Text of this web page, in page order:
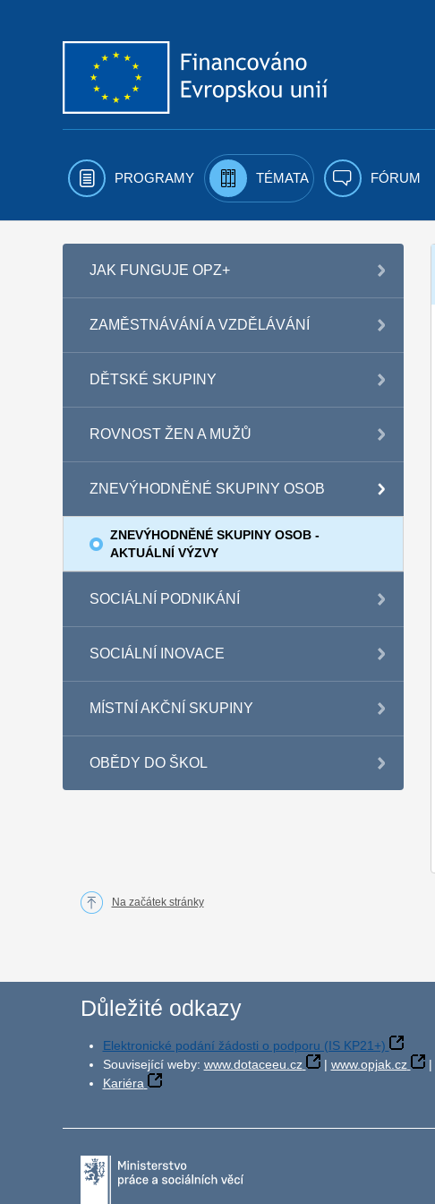
PROGRAMY TÉMATA FÓRUM
JAK FUNGUJE OPZ+
ZAMĚSTNÁVÁNÍ A VZDĚLÁVÁNÍ
DĚTSKÉ SKUPINY
ROVNOST ŽEN A MUŽŮ
ZNEVÝHODNĚNÉ SKUPINY OSOB
ZNEVÝHODNĚNÉ SKUPINY OSOB -
AKTUÁLNÍ VÝZVY
SOCIÁLNÍ PODNIKÁNÍ
SOCIÁLNÍ INOVACE
MÍSTNÍ AKČNÍ SKUPINY
OBĚDY DO ŠKOL
Na začátek stránky
Důležité odkazy
Elektronické podání žádosti o podporu (IS KP21+)
Související weby: www.dotaceeu.cz | www.opjak.cz |
Kariéra